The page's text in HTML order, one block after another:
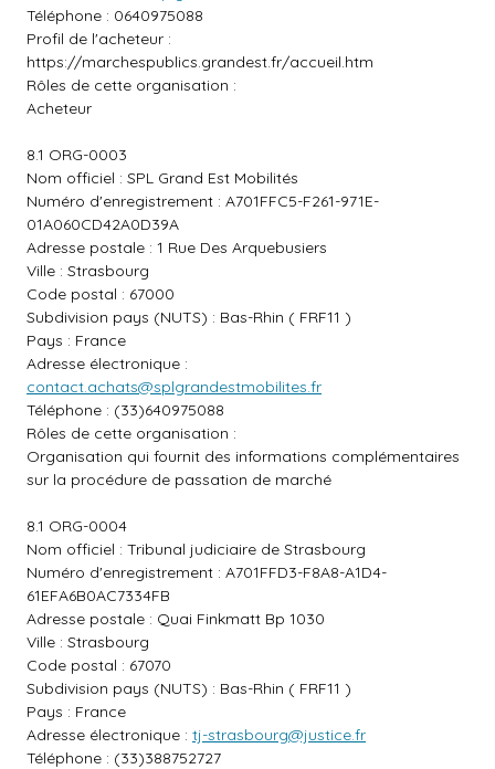
Téléphone : 0640975088
Profil de l'acheteur :
https://marchespublics.grandest.fr/accueil.htm
Rôles de cette organisation :
Acheteur
8.1 ORG-0003
Nom officiel : SPL Grand Est Mobilités
Numéro d'enregistrement : A701FFC5-F261-971E-
01A060CD42A0D39A
Adresse postale : 1 Rue Des Arquebusiers
Ville : Strasbourg
Code postal : 67000
Subdivision pays (NUTS) : Bas-Rhin ( FRF11 )
Pays : France
Adresse électronique :
contact.achats@splgrandestmobilites.fr
Téléphone : (33)640975088
Rôles de cette organisation :
Organisation qui fournit des informations complémentaires
sur la procédure de passation de marché
8.1 ORG-0004
Nom officiel : Tribunal judiciaire de Strasbourg
Numéro d'enregistrement : A701FFD3-F8A8-A1D4-
61EFA6B0AC7334FB
Adresse postale : Quai Finkmatt Bp 1030
Ville : Strasbourg
Code postal : 67070
Subdivision pays (NUTS) : Bas-Rhin ( FRF11 )
Pays : France
Adresse électronique : tj-strasbourg@justice.fr
Téléphone : (33)388752727